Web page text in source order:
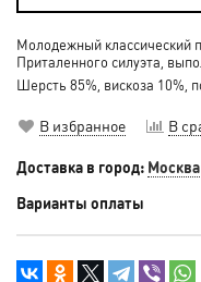
Молодежный классический
Приталенного силуэта,
Шерсть 85%, вискоза 10%,
В избранное В
Доставка в город: Москва
Варианты оплаты